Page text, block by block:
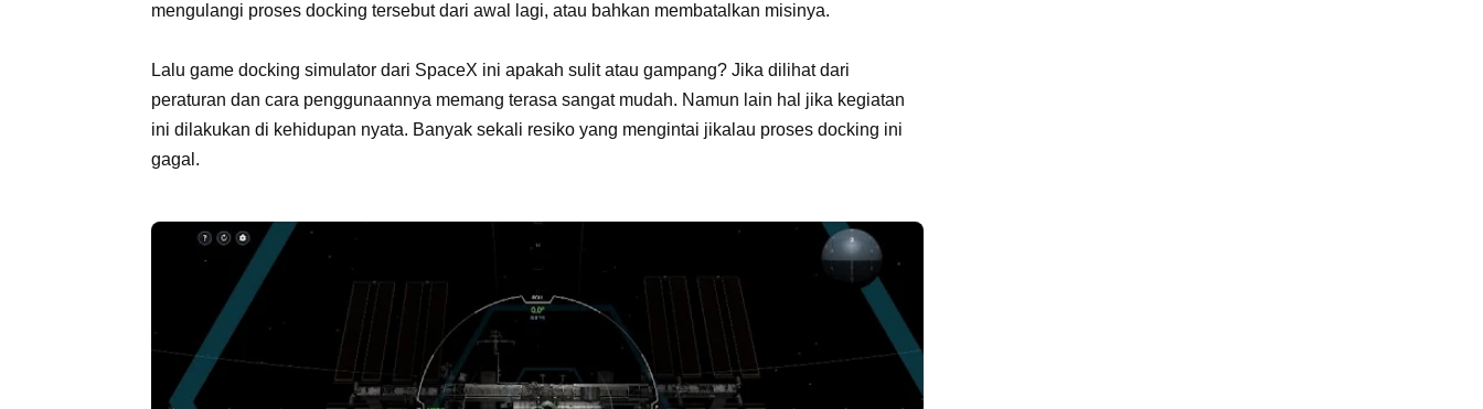
mengulangi proses docking tersebut dari awal lagi, atau bahkan membatalkan misinya.
Lalu game docking simulator dari SpaceX ini apakah sulit atau gampang? Jika dilihat dari
peraturan dan cara penggunaannya memang terasa sangat mudah. Namun lain hal jika kegiatan
ini dilakukan di kehidupan nyata. Banyak sekali resiko yang mengintai jikalau proses docking ini
gagal.